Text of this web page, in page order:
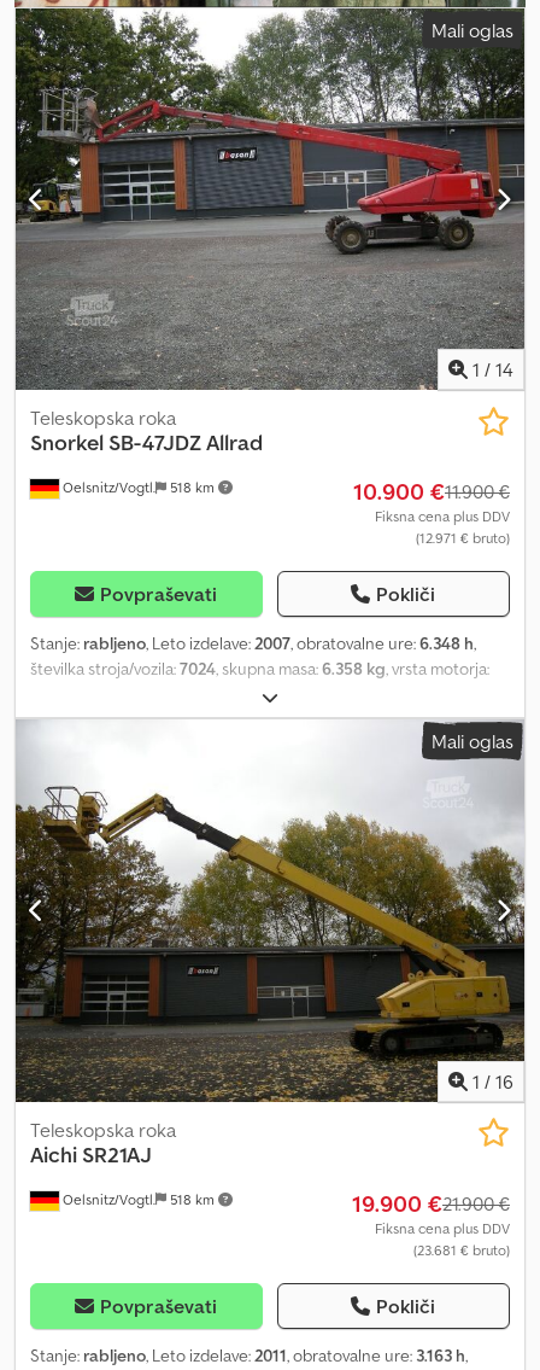
Ustvari oglas Mali oglas
1 / 14
Oelsnitz/Vogtl. 518 km
Teleskopska roka
Snorkel SB-47JDZ Allrad
10.900 €11.900 €
Fiksna cena plus DDV
(12.971 € bruto)
Povpraševati Pokliči
Stanje: rabljeno, Leto izdelave:2007, obratovalne ure:6.348 h,
številka stroja/vozila:7024, skupna masa:6.358 kg, vrsta motorja:
dizel, proizvajalec: Snorkel Dksdpfx Ajzb Ti Hspcsr
Mali oglas
1 / 16
Oelsnitz/Vogtl. 518 km
Teleskopska roka
Aichi SR21AJ
19.900 €21.900 €
Fiksna cena plus DDV
(23.681 € bruto)
Povpraševati Pokliči
Stanje: rabljeno, Leto izdelave:2011, obratovalne ure: 3.163 h,